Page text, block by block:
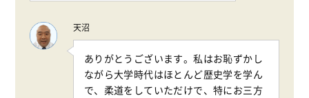
天沼
ありがとうございます。私はお恥ずかし
ながら大学時代はほとんど歴史学を学ん
で、柔道をしていただけで、特にお三方